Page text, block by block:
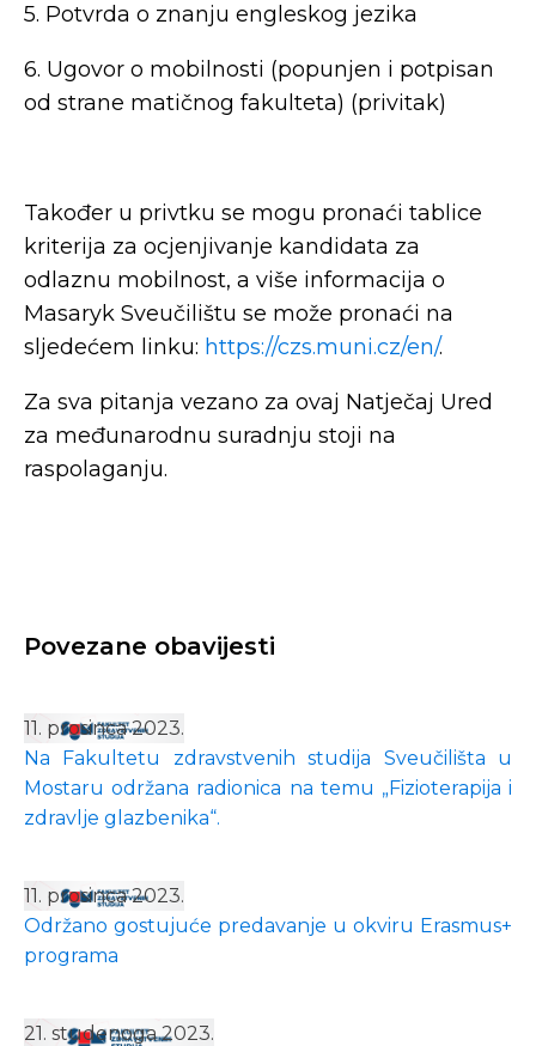
5. Potvrda o znanju engleskog jezika
6. Ugovor o mobilnosti (popunjen i potpisan
od strane matičnog fakulteta) (privitak)
Također u privtku se mogu pronaći tablice
kriterija za ocjenjivanje kandidata za
odlaznu mobilnost, a više informacija o
Masaryk Sveučilištu se može pronaći na
sljedećem linku: https://czs.muni.cz/en/.
Za sva pitanja vezano za ovaj Natječaj Ured
za međunarodnu suradnju stoji na
raspolaganju.
Povezane obavijesti
11. prosinca 2023.
Na Fakultetu zdravstvenih studija Sveučilišta u
Mostaru održana radionica na temu „Fizioterapija i
zdravlje glazbenika“.
11. prosinca 2023.
Održano gostujuće predavanje u okviru Erasmus+
programa
21. studenoga 2023.